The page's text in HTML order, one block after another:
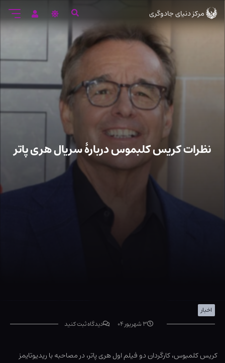
مرکز دنیای جادوگری
نظرات کریس کلبموس دربارۀ سریال هری پاتر
اخبار
۳ شهریور ۰۴
دیدگاه ثبت کنید
کریس کلمبوس، کارگردان دو فیلم اول هری پاتر، در مصاحبه با ریدیوتایمز